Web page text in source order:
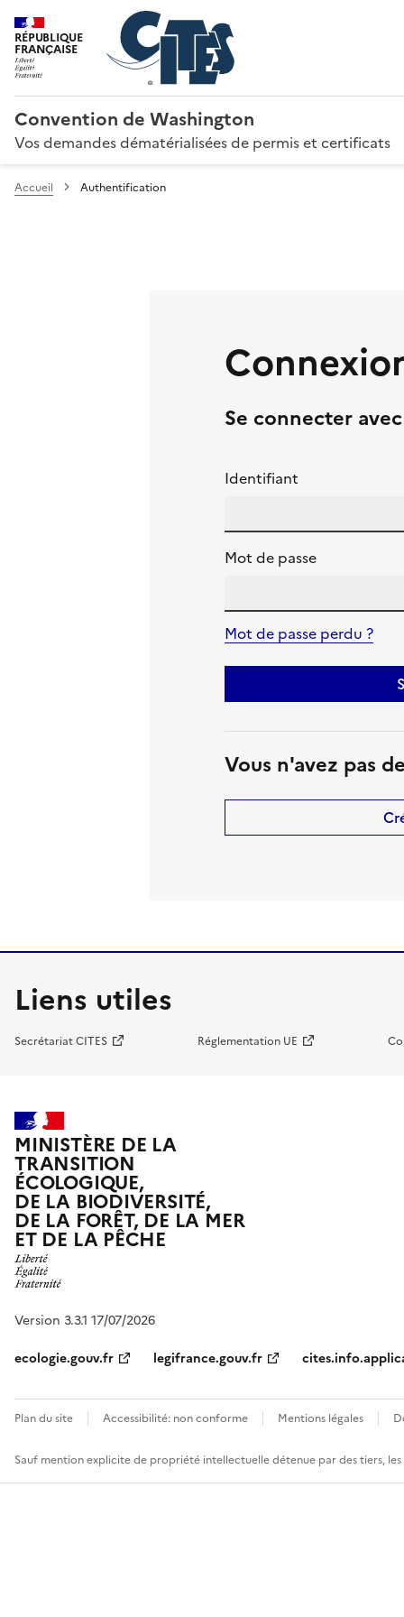
RÉPUBLIQUE
FRANÇAISE
Convention de Washington
Vos demandes dématérialisées de permis et certificats
Accueil Authentification
Se connecter
Identifiant
Mot de passe
Mot de passe perdu ?
Vous n'avez pas
Liens utiles
Secrétariat CITES Réglementation UE
MINISTÈRE DE LA
TRANSITION
ÉCOLOGIQUE,
DE LA BIODIVERSITÉ,
DE LA FORÊT, DE LA MER
ET DE LA PÊCHE
Version 3.3.1 17/07/2026
ecologie.gouv.fr
legifrance.gouv.fr
Plan du site Accessibilité: non conforme Mentions légales
Sauf mention explicite de propriété intellectuelle détenue par des tiers,